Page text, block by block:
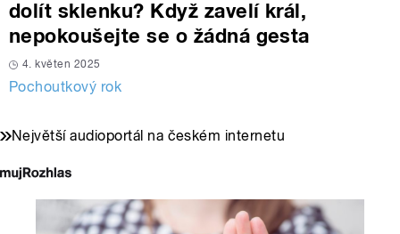
dolít sklenku? Když zavelí král,
nepokoušejte se o žádná gesta
4. květen 2025
Pochoutkový rok
Největší audioportál na českém internetu